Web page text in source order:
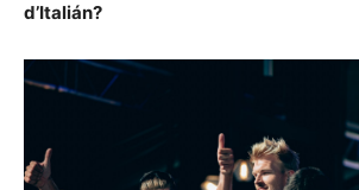
d’Italián?